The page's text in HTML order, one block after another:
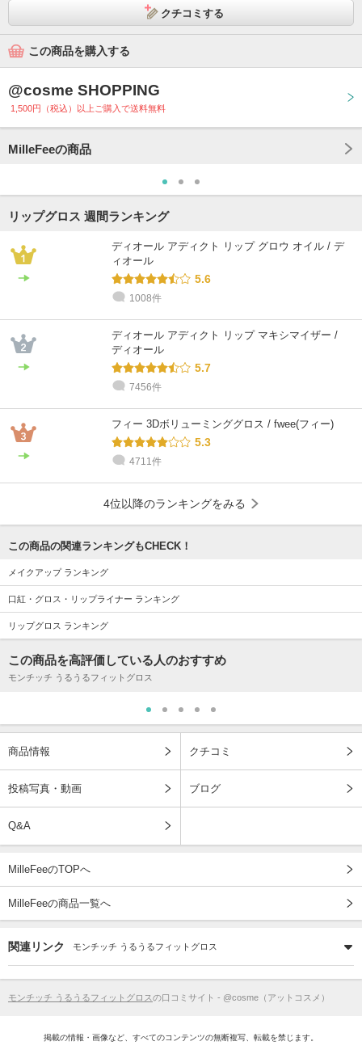
クチコミする
この商品を購入する
@cosme SHOPPING
1,500円（税込）以上ご購入で送料無料
MilleFeeの商品
リップグロス 週間ランキング
ディオール アディクト リップ グロウ オイル / デ
ィオール
5.6
1008件
ディオール アディクト リップ マキシマイザー /
ディオール
5.7
7456件
フィー 3Dボリューミンググロス / fwee(フィー)
5.3
4711件
4位以降のランキングをみる
この商品の関連ランキングもCHECK！
メイクアップ ランキング
口紅・グロス・リップライナー ランキング
リップグロス ランキング
この商品を高評価している人のおすすめ
モンチッチ うるうるフィットグロス
商品情報 クチコミ
投稿写真・動画 ブログ
Q&A
MilleFeeのTOPへ
MilleFeeの商品一覧へ
関連リンク モンチッチ うるうるフィットグロス
モンチッチ うるうるフィットグロスの口コミサイト - @cosme（アットコスメ）
掲載の情報・画像など、すべてのコンテンツの無断複写、転載を禁じます。